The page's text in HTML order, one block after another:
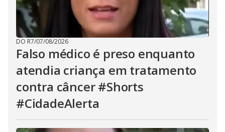
DO R7/07/08/2026
Falso médico é preso enquanto
atendia criança em tratamento
contra câncer #Shorts
#CidadeAlerta